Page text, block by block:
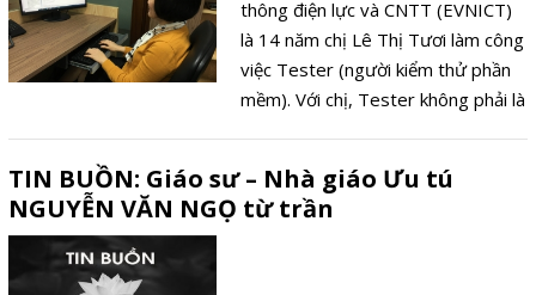
các tổ chức cơ sở đảng.
thông điện lực và CNTT (EVNICT)
là 14 năm chị Lê Thị Tươi làm công
việc Tester (người kiểm thử phần
mềm). Với chị, Tester không phải là
chất lượng phần mềm tốt nhất có
thể trước khi phát hành cho người
TIN BUỒN: Giáo sư – Nhà giáo Ưu tú
NGUYỄN VĂN NGỌ từ trần